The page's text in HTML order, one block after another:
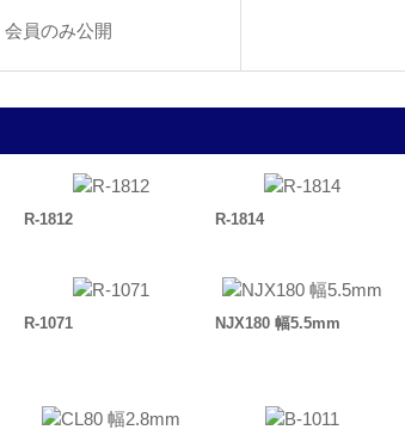
会員のみ公開
R-1812 R-1814
R-1071 NJX180 幅5.5mm